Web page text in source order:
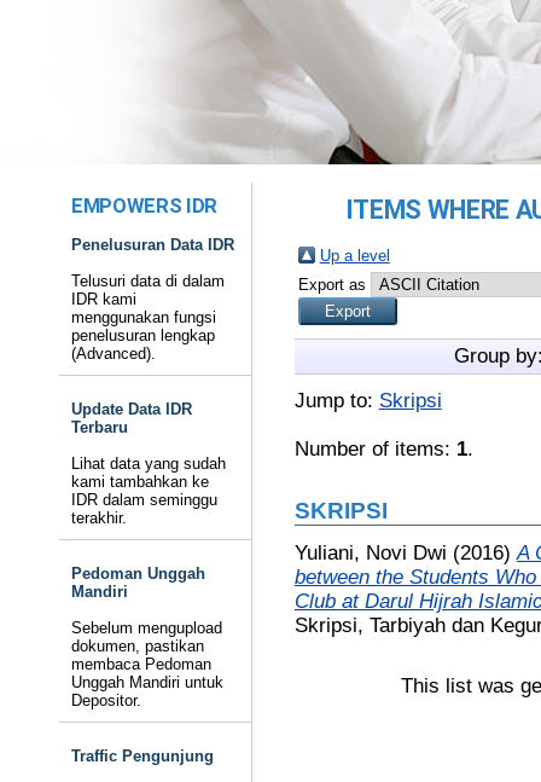
EMPOWERS IDR
Penelusuran Data IDR
Telusuri data di dalam
IDR kami
menggunakan fungsi
penelusuran lengkap
(Advanced).
Update Data IDR
Terbaru
Lihat data yang sudah
kami tambahkan ke
IDR dalam seminggu
terakhir.
Pedoman Unggah
Mandiri
Sebelum mengupload
dokumen, pastikan
membaca Pedoman
Unggah Mandiri untuk
Depositor.
Traffic Pengunjung
ITEMS WHERE
Up a level
Export as
Group
Jump to: Skripsi
Number of items: 1.
SKRIPSI
Yuliani, Novi Dwi (2016) A
between the Students
Club at Darul Hijrah
Skripsi, Tarbiyah dan
This list was